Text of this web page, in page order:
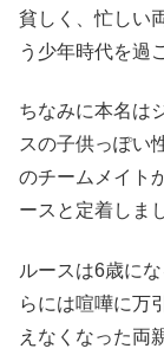
貧しく、忙しい
う少年時代を過
ちなみに本名は
スの子供っぽい
のチームメイト
ースと定着しま
ルースは6歳に
らには喧嘩に万
えなくなった両